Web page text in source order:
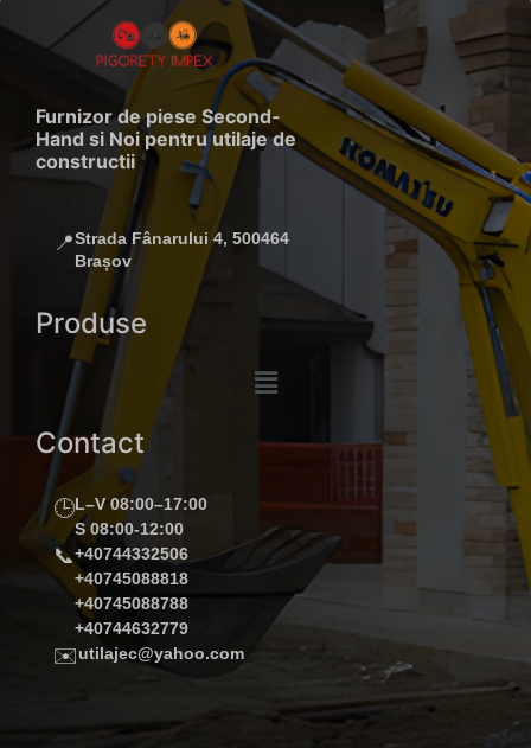
Furnizor de piese Second-
Hand si Noi pentru utilaje de
constructii
📍Strada Fânarului 4, 500464
Brașov
Produse
Contact
🕒L–V 08:00–17:00
S 08:00-12:00
📞+40744332506
+40745088818
+40745088788
+40744632779
✉️utilajec@yahoo.com